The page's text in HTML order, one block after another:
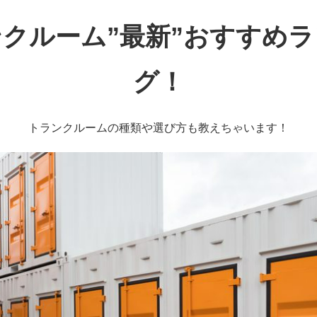
ルーム”最新”おすすめ
グ！
トランクルームの種類や選び方も教えちゃいます！